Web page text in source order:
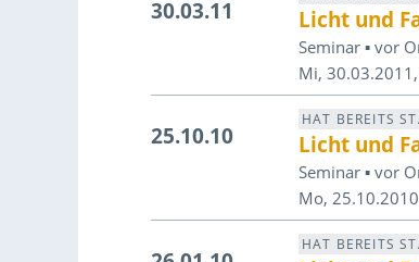
30.03.11 Licht und
Seminar ▪ vor
Mi,
25.10.10
HAT BEREITS
Licht und
Seminar ▪ vor
Mo,
HAT BEREITS